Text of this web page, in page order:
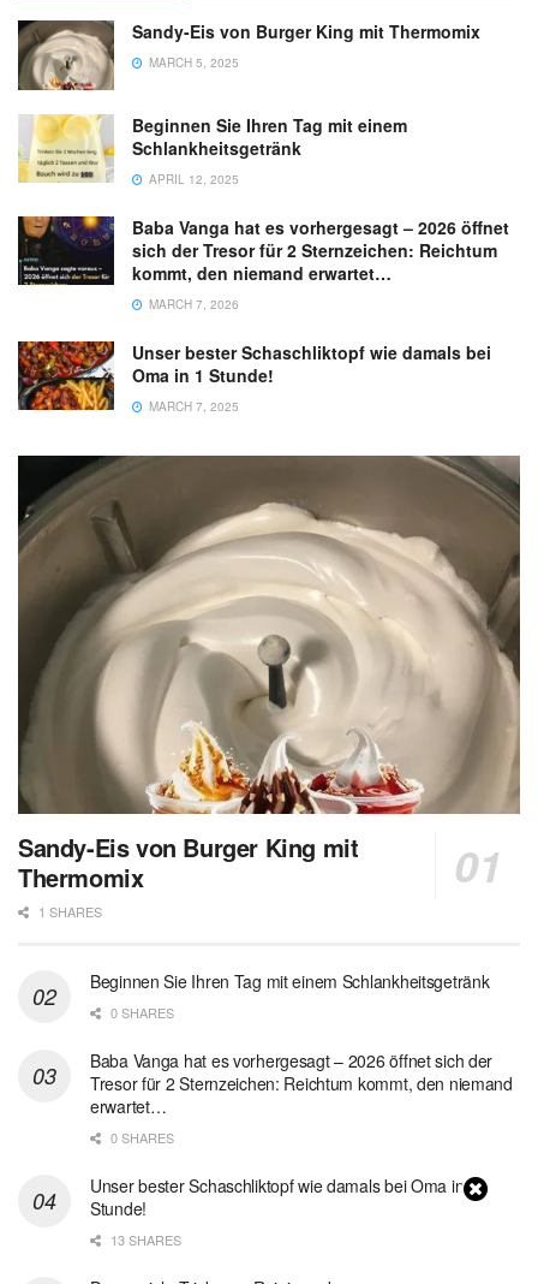
Sandy-Eis von Burger King mit Thermomix
MARCH 5, 2025
Beginnen Sie Ihren Tag mit einem
Schlankheitsgetränk
APRIL 12, 2025
Baba Vanga hat es vorhergesagt – 2026 öffnet
sich der Tresor für 2 Sternzeichen: Reichtum
kommt, den niemand erwartet…
MARCH 7, 2026
Unser bester Schaschliktopf wie damals bei
Oma in 1 Stunde!
MARCH 7, 2025
Sandy-Eis von Burger King mit
Thermomix
1 SHARES
Beginnen Sie Ihren Tag mit einem Schlankheitsgetränk
0 SHARES
Baba Vanga hat es vorhergesagt – 2026 öffnet sich der
Tresor für 2 Sternzeichen: Reichtum kommt, den niemand
erwartet…
0 SHARES
Unser bester Schaschliktopf wie damals bei Oma in 1
Stunde!
13 SHARES